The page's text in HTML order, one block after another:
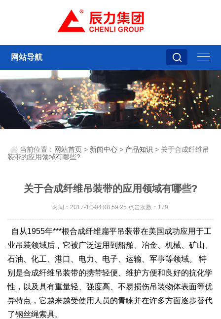
网站导航
当前位置： 网站首页 > 新闻中心 > 产品知识 > 关于合成纤维吊
装带的应用领域有哪些?
关于合成纤维吊装带的应用领域有哪些?
时间：2017-10-04 08:59:25 点击次数：179
自从1955年***根合成纤维扁平吊装带在美国成功应用于工
业吊装领域后，它被广泛运用到船舶、冶金、机械、矿山、
石油、化工、港口、电力、电子、运输、军事等领域。 特
别是合成纤维吊装带的携带轻便、维护方便和良好的抗化学
性，以及具有重量轻、强度高、不易损伤吊装物体表面等优
异特点，它越来越受使用人员的青睐并在许多方面逐步替代
了钢丝绳索具。